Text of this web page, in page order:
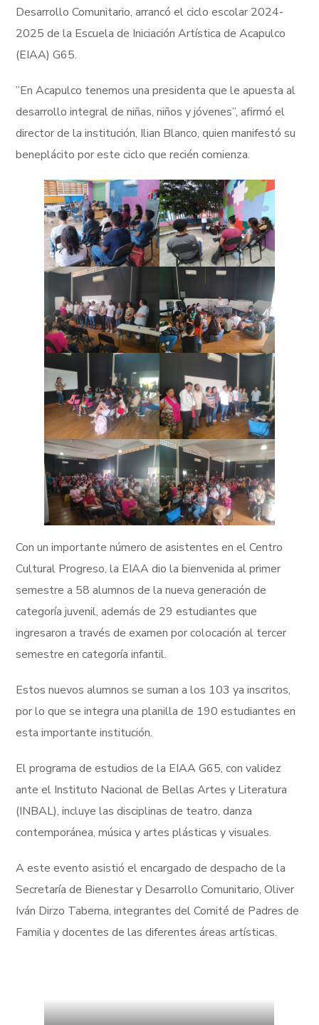
Desarrollo Comunitario, arrancó el ciclo escolar 2024-
2025 de la Escuela de Iniciación Artística de Acapulco
(EIAA) G65.
”En Acapulco tenemos una presidenta que le apuesta al
desarrollo integral de niñas, niños y jóvenes”, afirmó el
director de la institución, Ilian Blanco, quien manifestó su
beneplácito por este ciclo que recién comienza.
Con un importante número de asistentes en el Centro
Cultural Progreso, la EIAA dio la bienvenida al primer
semestre a 58 alumnos de la nueva generación de
categoría juvenil, además de 29 estudiantes que
ingresaron a través de examen por colocación al tercer
semestre en categoría infantil.
Estos nuevos alumnos se suman a los 103 ya inscritos,
por lo que se integra una planilla de 190 estudiantes en
esta importante institución.
El programa de estudios de la EIAA G65, con validez
ante el Instituto Nacional de Bellas Artes y Literatura
(INBAL), incluye las disciplinas de teatro, danza
contemporánea, música y artes plásticas y visuales.
A este evento asistió el encargado de despacho de la
Secretaría de Bienestar y Desarrollo Comunitario, Oliver
Iván Dirzo Taberna, integrantes del Comité de Padres de
Familia y docentes de las diferentes áreas artísticas.